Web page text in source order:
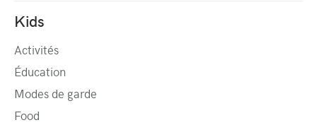
Kids
Activités
Éducation
Modes de garde
Food